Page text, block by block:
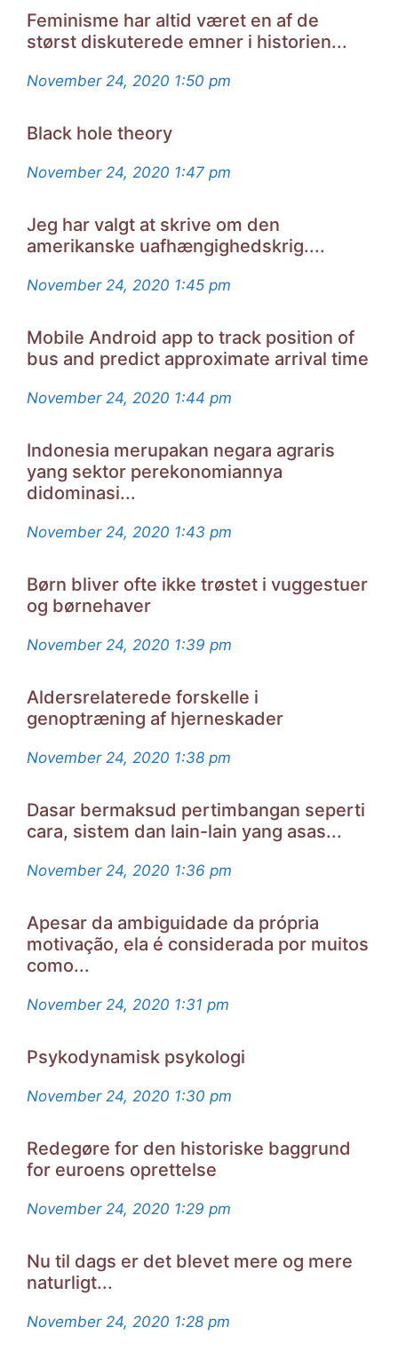
Feminisme har altid været en af de
størst diskuterede emner i historien...
November 24, 2020 1:50 pm
Black hole theory
November 24, 2020 1:47 pm
Jeg har valgt at skrive om den
amerikanske uafhængighedskrig....
November 24, 2020 1:45 pm
Mobile Android app to track position of
bus and predict approximate arrival time
November 24, 2020 1:44 pm
Indonesia merupakan negara agraris
yang sektor perekonomiannya
didominasi...
November 24, 2020 1:43 pm
Børn bliver ofte ikke trøstet i vuggestuer
og børnehaver
November 24, 2020 1:39 pm
Aldersrelaterede forskelle i
genoptræning af hjerneskader
November 24, 2020 1:38 pm
Dasar bermaksud pertimbangan seperti
cara, sistem dan lain-lain yang asas...
November 24, 2020 1:36 pm
Apesar da ambiguidade da própria
motivação, ela é considerada por muitos
como...
November 24, 2020 1:31 pm
Psykodynamisk psykologi
November 24, 2020 1:30 pm
Redegøre for den historiske baggrund
for euroens oprettelse
November 24, 2020 1:29 pm
Nu til dags er det blevet mere og mere
naturligt...
November 24, 2020 1:28 pm